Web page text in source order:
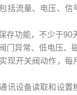
括流量、电压、信
存功能，不少于90
门异常、低电压、
现开关阀动作，每
讯设备读取和设置